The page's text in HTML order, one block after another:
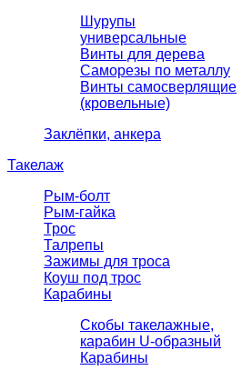
Шурупы
универсальные
Винты для дерева
Саморезы по металлу
Винты самосверлящие
(кровельные)
Заклёпки, анкера
Такелаж
Рым-болт
Рым-гайка
Трос
Талрепы
Зажимы для троса
Коуш под трос
Карабины
Скобы такелажные,
карабин U-образный
Карабины